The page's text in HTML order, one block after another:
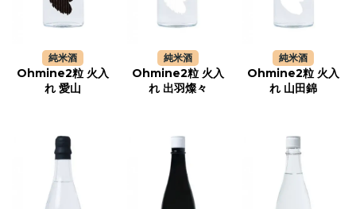
純米酒
Ohmine2粒 火入
れ 愛山
純米酒
Ohmine2粒 火入
れ 出羽燦々
純米酒
Ohmine2粒 火入
れ 山田錦